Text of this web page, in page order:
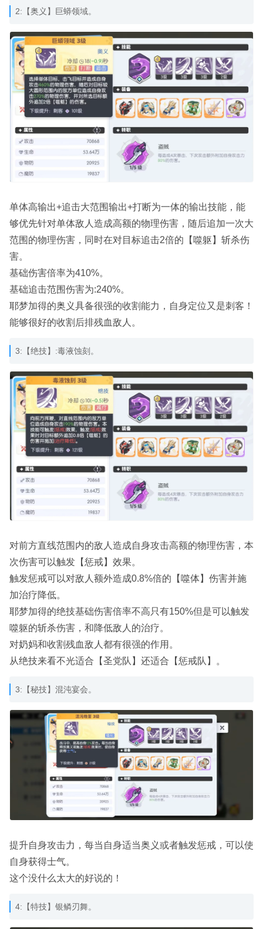
2:【奥义】巨蟒领域。
单体高输出+追击大范围输出+打断为一体的输出技能，能
够优先针对单体敌人造成高额的物理伤害，随后追加一次大
范围的物理伤害，同时在对目标追击2倍的【噬躯】斩杀伤
害。
基础伤害倍率为410%。
基础追击范围伤害为:240%。
耶梦加得的奥义具备很强的收割能力，自身定位又是刺客！
能够很好的收割后排残血敌人。
3:【绝技】:毒液蚀刻。
对前方直线范围内的敌人造成自身攻击高额的物理伤害，本
次伤害可以触发【惩戒】效果。
触发惩戒可以对敌人额外造成0.8%倍的【噬体】伤害并施
加治疗降低。
耶梦加得的绝技基础伤害倍率不高只有150%但是可以触发
噬躯的斩杀伤害，和降低敌人的治疗。
对奶妈和收割残血敌人都有很强的作用。
从绝技来看不光适合【圣党队】还适合【惩戒队】。
3:【秘技】混沌宴会。
提升自身攻击力，每当自身适当奥义或者触发惩戒，可以使
自身获得士气。
这个没什么太大的好说的！
4:【特技】银鳞刃舞。